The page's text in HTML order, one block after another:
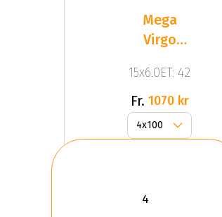
Mega
Virgo
15x6.0ET: 42
Fr. 1070 kr